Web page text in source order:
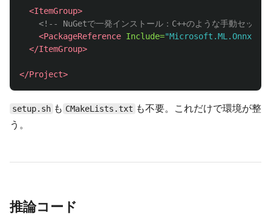
<ItemGroup>
<!-- NuGetで一発インストール：C++のような手動セット
<PackageReference Include=
</ItemGroup>
</Project>
setup.sh も CMakeLists.txt も不要。これだけで環境が整
う。
推論コード